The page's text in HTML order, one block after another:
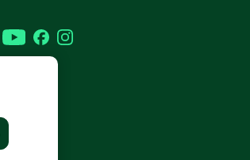
TwitterYouTubeFacebookInstagram